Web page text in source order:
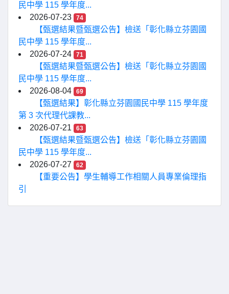
民中學 115 學年度...
2026-07-23
74
【甄選結果暨甄選公告】檢送「彰化縣立芬園國
民中學 115 學年度...
2026-07-24
71
【甄選結果暨甄選公告】檢送「彰化縣立芬園國
民中學 115 學年度...
2026-08-04
69
【甄選結果】彰化縣立芬園國民中學 115 學年度
第 3 次代理代課教...
2026-07-21
63
【甄選結果暨甄選公告】檢送「彰化縣立芬園國
民中學 115 學年度...
2026-07-27
62
【重要公告】學生輔導工作相關人員專業倫理指
引